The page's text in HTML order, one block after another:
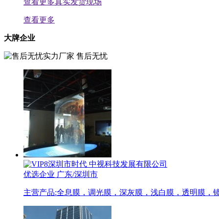
查看更多真实发货现场
查看更多
大牌企业
实力厂家 售后无忧
深圳市时代 中视科技发展有限公司
优选企业 广东/深圳市
主营产品:全息膜，调光膜，深灰膜，浅白膜，透明膜，